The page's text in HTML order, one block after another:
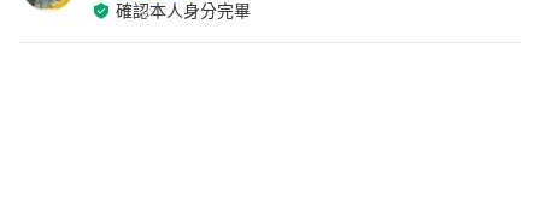
確認本人身分完畢